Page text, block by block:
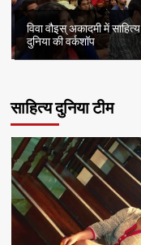
विवा वौइस् अकादमी में साहित्य
दुनिया की वर्कशॉप
साहित्य दुनिया टीम